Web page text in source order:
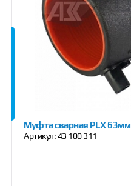
Муфта сварная PLX 63мм
Артикул:43 100 311